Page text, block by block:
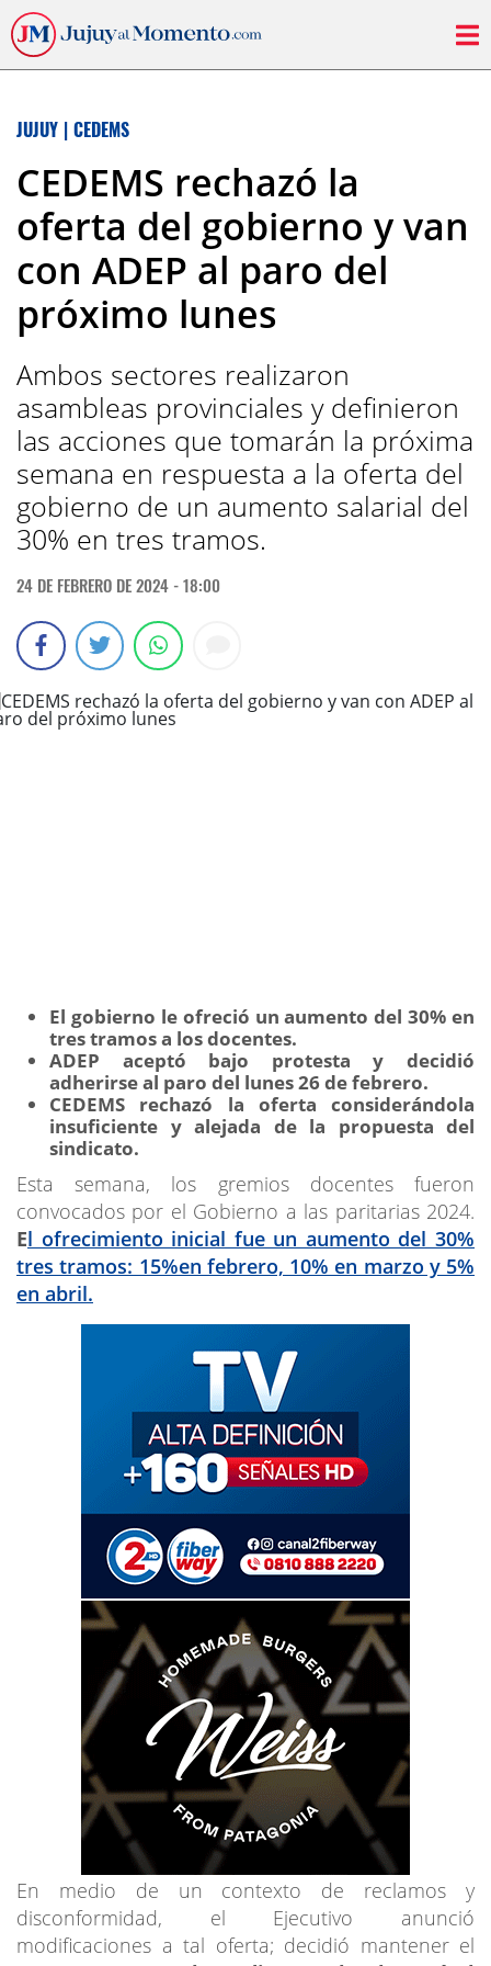
JUJUY | CEDEMS
CEDEMS rechazó la
oferta del gobierno y van
con ADEP al paro del
próximo lunes
Ambos sectores realizaron
asambleas provinciales y definieron
las acciones que tomarán la próxima
semana en respuesta a la oferta del
gobierno de un aumento salarial del
30% en tres tramos.
24 DE FEBRERO DE 2024 - 18:00
El gobierno le ofreció un aumento del 30% en
tres tramos a los docentes.
ADEP aceptó bajo protesta y decidió
adherirse al paro del lunes 26 de febrero.
CEDEMS rechazó la oferta considerándola
insuficiente y alejada de la propuesta del
sindicato.
Esta semana, los gremios docentes fueron
convocados por el Gobierno a las paritarias 2024.
El ofrecimiento inicial fue un aumento del 30%
tres tramos: 15%en febrero, 10% en marzo y 5%
en abril.
En medio de un contexto de reclamos y
disconformidad, el Ejecutivo anunció
modificaciones a tal oferta; decidió mantener el